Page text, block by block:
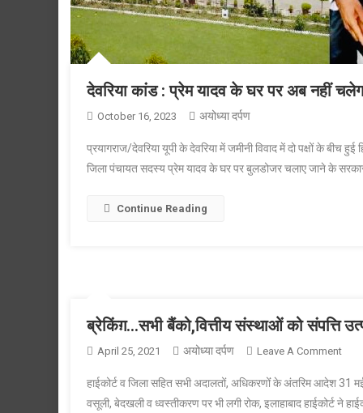
देवरिया कांड : प्रेम यादव के घर पर अब नहीं
October 16, 2023 अयोध्या दर्पण
प्रयागराज/देवरिया यूपी के देवरिया में जमीनी विवाद में दो पक्षों के बीच
जिला पंचायत सदस्य प्रेम यादव के घर पर बुलडोजर चलाए जाने के
Continue Reading
ब्रेकिंग़…सभी बैंको,वित्तीय संस्थाओं को संपत्ति
April 25, 2021 अयोध्या दर्पण Leave A CommentOn
सभी
हाईकोर्ट व जिला सहित सभी अदालतों, अधिकरणोंं के अंतरिम आदेश 31
वसूली, बेदखली व ध्वस्तीकरण पर भी लगी रोक, इलाहाबाद हाईकोर्ट ने